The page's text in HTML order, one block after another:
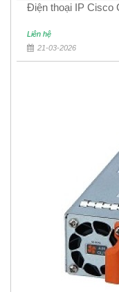
Điện thoại IP Cisco
Liên hệ
21-03-2026